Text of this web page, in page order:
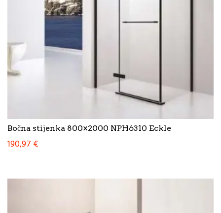
Bočna stijenka 800×2000 NPH6310 Eckle
190,97 €